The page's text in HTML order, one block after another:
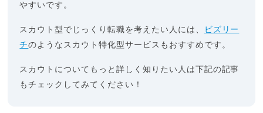
やすいです。
スカウト型でじっくり転職を考えたい人には、
ビズリー
チのようなスカウト特化型サービスもおすすめです。
スカウトについてもっと詳しく知りたい人は下記の記事
もチェックしてみてください！